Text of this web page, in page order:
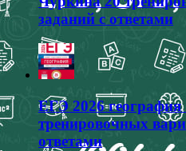
заданий с ответами
ЕГЭ 2026 география
тренировочных
ответами